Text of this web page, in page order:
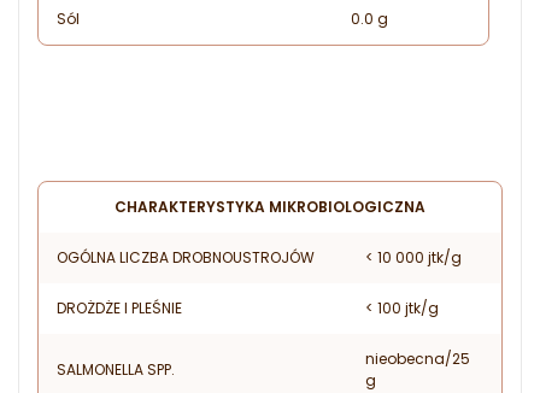
Sól 0.0 g
CHARAKTERYSTYKA MIKROBIOLOGICZNA
OGÓLNA LICZBA DROBNOUSTROJÓW < 10 000 jtk/g
DROŻDŻE I PLEŚNIE < 100 jtk/g
SALMONELLA SPP.
nieobecna/25
g